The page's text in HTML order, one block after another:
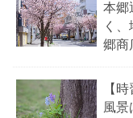
本郷
く
郷商
【
風